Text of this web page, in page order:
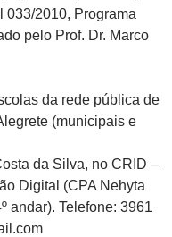
033/2010, Programa
pelo Prof. Dr. Marco
da rede pública de
(municipais e
da Silva, no CRID –
Digital (CPA Nehyta
andar). Telefone: 3961